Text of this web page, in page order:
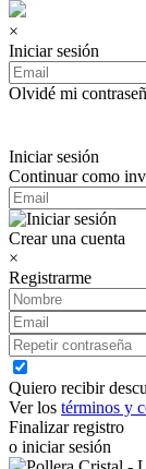
×
Iniciar sesión
Olvidé mi
Iniciar sesión
Continuar como
Crear una cuenta
×
Registrarme
Quiero recibir
Ver los términos y
Finalizar registro
o iniciar sesión